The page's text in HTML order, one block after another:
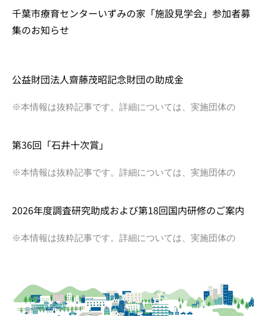
千葉市療育センターいずみの家「施設見学会」参加者募
集のお知らせ
公益財団法人齋藤茂昭記念財団の助成金
※本情報は抜粋記事です。詳細については、実施団体の
第36回「石井十次賞」
※本情報は抜粋記事です。詳細については、実施団体の
2026年度調査研究助成および第18回国内研修のご案内
※本情報は抜粋記事です。詳細については、実施団体の